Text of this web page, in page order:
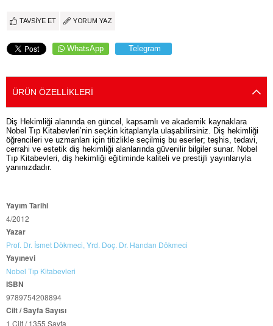
TAVSIYE ET YORUM YAZ
WhatsApp Telegram
ÜRÜN ÖZELLIKLERI
Diş Hekimliği alanında en güncel, kapsamlı ve akademik kaynaklara
Nobel Tıp Kitabevleri’nin seçkin kitaplarıyla ulaşabilirsiniz. Diş hekimliği
öğrencileri ve uzmanları için titizlikle seçilmiş bu eserler; teşhis, tedavi,
cerrahi ve estetik diş hekimliği alanlarında güvenilir bilgiler sunar. Nobel
Tıp Kitabevleri, diş hekimliği eğitiminde kaliteli ve prestijli yayınlarıyla
yanınızdadır.
Yayım Tarihi
4/2012
Yazar
Prof. Dr. İsmet Dökmeci, Yrd. Doç. Dr. Handan Dökmeci
Yayınevi
Nobel Tıp Kitabevleri
ISBN
9789754208894
Cilt / Sayfa Sayısı
1 Cilt / 1355 Sayfa